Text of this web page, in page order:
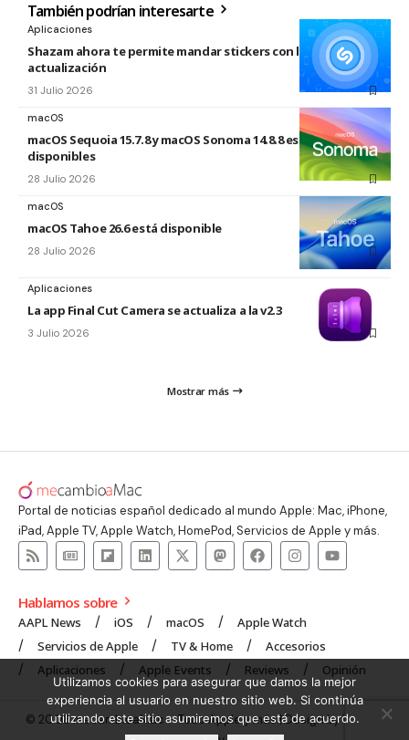
También podrían interesarte
Aplicaciones
Shazam ahora te permite mandar stickers con la nueva
actualización
31 Julio 2026
macOS
macOS Sequoia 15.7.8 y macOS Sonoma 14.8.8 están
disponibles
28 Julio 2026
macOS
macOS Tahoe 26.6 está disponible
28 Julio 2026
Aplicaciones
La app Final Cut Camera se actualiza a la v2.3
3 Julio 2026
Mostrar más
Portal de noticias español dedicado al mundo Apple: Mac, iPhone,
iPad, Apple TV, Apple Watch, HomePod, Servicios de Apple y más.
Hablamos sobre
AAPL News iOS macOS
Apple Watch
Servicios de Apple
TV & Home
Accesorios
Aplicaciones
Apple Events Reviews Opinión
© 2008 mecambioaMac – Todo Apple y más | Design byUNXON
Utilizamos cookies para asegurar que damos la mejor
experiencia al usuario en nuestro sitio web. Si continúa
utilizando este sitio asumiremos que está de acuerdo.